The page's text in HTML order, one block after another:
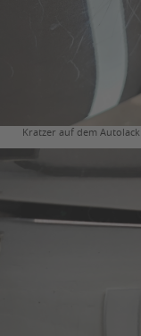
Kratzer auf dem Autolack